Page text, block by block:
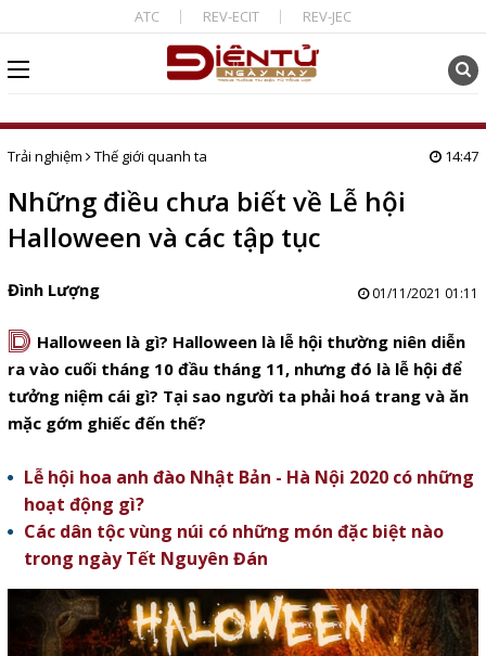
ATC REV-ECIT REV-JEC
Trải nghiệm Thế giới quanh ta 14:47
Những điều chưa biết về Lễ hội
Halloween và các tập tục
Đình Lượng 01/11/2021 01:11
D Halloween là gì? Halloween là lễ hội thường niên diễn
ra vào cuối tháng 10 đầu tháng 11, nhưng đó là lễ hội để
tưởng niệm cái gì? Tại sao người ta phải hoá trang và ăn
mặc gớm ghiếc đến thế?
Lễ hội hoa anh đào Nhật Bản - Hà Nội 2020 có những
hoạt động gì?
Các dân tộc vùng núi có những món đặc biệt nào
trong ngày Tết Nguyên Đán